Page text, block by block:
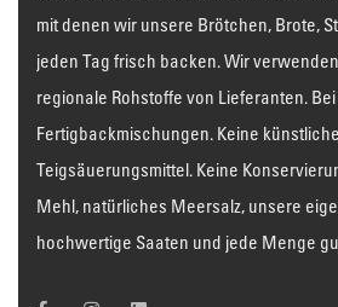
mit denen wir unsere Brötchen, Brote,
jeden Tag frisch backen. Wir
regionale Rohstoffe von Lieferanten.
Fertigbackmischungen. Keine
Teigsäuerungsmittel. Keine
Mehl, natürliches Meersalz, unsere
hochwertige Saaten und jede Menge